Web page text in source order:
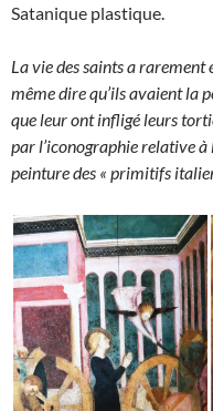
Satanique plastique.
La vie des saints a
même dire qu’ils avaient la
que leur ont infligé leurs
par l’iconographie relative
peinture des « primitifs